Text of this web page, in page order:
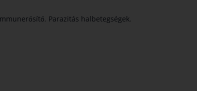
, Parazitás halbetegségek,